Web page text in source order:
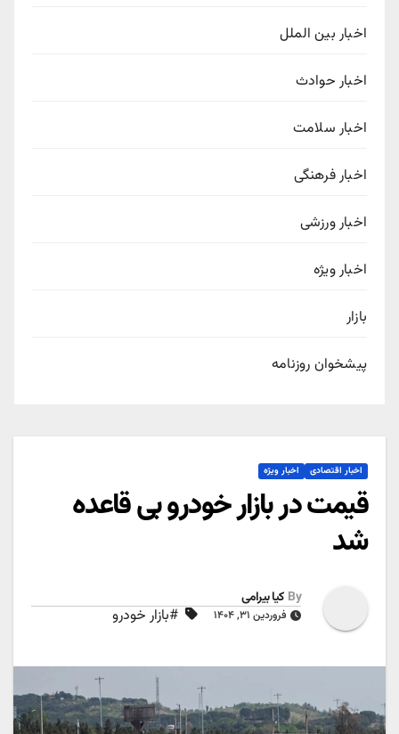
اخبار بین الملل
اخبار حوادث
اخبار سلامت
اخبار فرهنگی
اخبار ورزشی
اخبار ویژه
بازار
پیشخوان روزنامه
اخبار اقتصادی اخبار ویژه
قیمت در بازار خودرو بی قاعده
شد
By کیا بیرامی
فروردین ۳۱, ۱۴۰۴ #بازار خودرو